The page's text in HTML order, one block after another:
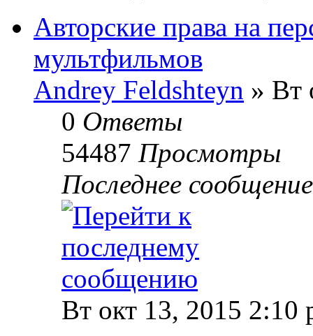
Авторские права на
мультфильмов
Andrey Feldshteyn » Вт
0 Ответы
54487 Просмотры
Последнее
Вт окт 13, 2015 2:10